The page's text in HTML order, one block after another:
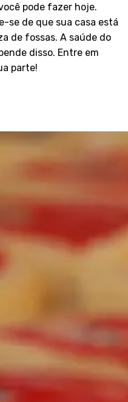
pode fazer hoje.
se de que sua casa está
de fossas. A saúde do
disso. Entre em
parte!